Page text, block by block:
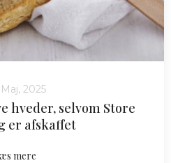
2025
hveder, selvom Store
er afskaffet
mere